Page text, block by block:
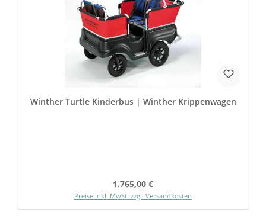
Winther Turtle Kinderbus | Winther Krippenwagen
Regulärer Preis:
1.765,00 €
Preise inkl. MwSt. zzgl. Versandkosten